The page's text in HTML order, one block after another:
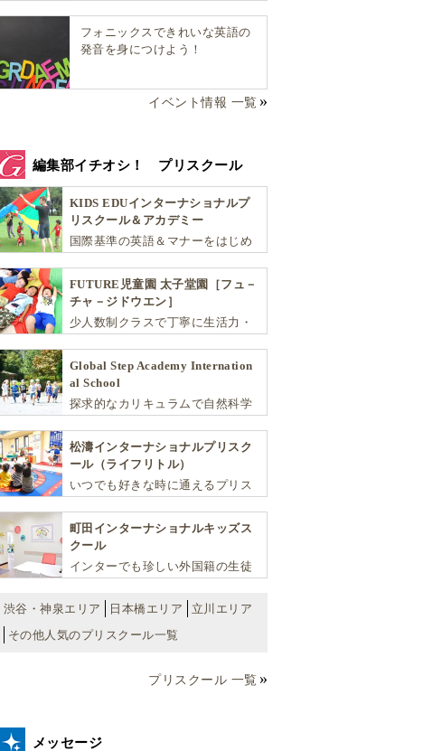
フォニックスできれいな英語の
発音を身につけよう！
イベント情報 一覧
編集部イチオシ！ プリスクール
KIDS EDUインターナショナルプ
リスクール＆アカデミー
国際基準の英語＆マナーをはじめ
としての多様な資質を育む「KIDS
EDU（キッズ・エデュ）」は幼児
から小学生まで一貫して学べる充
実のカリキュラムが魅力です
FUTURE児童園 太子堂園［フュ－
チャ－ジドウエン］
少人数制クラスで丁寧に生活力・
Global Step Academy Internation
al School
探求的なカリキュラムで自然科学
非認知能力を育てるインターナシ
ョナル・プリスクールです。
松濤インターナショナルプリスク
ール（ライフリトル）
いつでも好きな時に通えるプリス
性を尊重し、想像力豊かな感性、
自ら進んで学ぶこと、考える力を
育みます
町田インターナショナルキッズス
クール
インターでも珍しい外国籍の生徒
境が魅力の「町田インターナショ
ナルキッズスクール」。
渋谷・神泉エリア 日本橋エリア
立川エリア
その他人気のプリスクール一覧
プリスクール 一覧
メッセージ